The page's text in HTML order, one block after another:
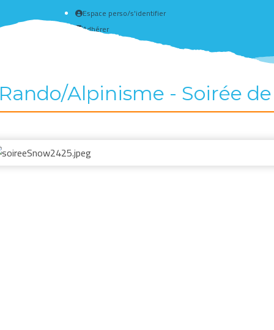
Espace perso/s'identifier
Adhérer
Créer un compte
Alpinisme - Soirée